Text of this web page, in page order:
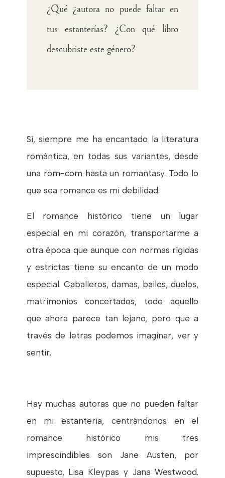
¿Qué ¿autora no puede faltar en
tus estanterías? ¿Con qué libro
descubriste este género?
Sí, siempre me ha encantado la literatura
romántica, en todas sus variantes, desde
una rom-com hasta un romantasy. Todo lo
que sea romance es mi debilidad.
El romance histórico tiene un lugar
especial en mi corazón, transportarme a
otra época que aunque con normas rígidas
y estrictas tiene su encanto de un modo
especial. Caballeros, damas, bailes, duelos,
matrimonios concertados, todo aquello
que ahora parece tan lejano, pero que a
través de letras podemos imaginar, ver y
sentir.
Hay muchas autoras que no pueden faltar
en mi estantería, centrándonos en el
romance histórico mis tres
imprescindibles son Jane Austen, por
supuesto, Lisa Kleypas y Jana Westwood.